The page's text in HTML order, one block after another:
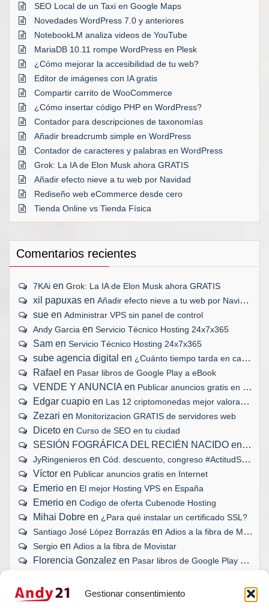
Gestionar consentimiento
SEO Local de un Taxi en Google Maps
Novedades WordPress 7.0 y anteriores
NotebookLM analiza videos de YouTube
MariaDB 10.11 rompe WordPress en Plesk
¿Cómo mejorar la accesibilidad de tu web?
Editor de imágenes con IA gratis
Compartir carrito de WooCommerce
¿Cómo insertar código PHP en WordPress?
Contador para descripciones de taxonomías
Añadir breadcrumb simple en WordPress
Contador de caracteres y palabras en WordPress
Grok: La IA de Elon Musk ahora GRATIS
Añadir efecto nieve a tu web por Navidad
Rediseño web eCommerce desde cero
Tienda Online vs Tienda Física
Comentarios recientes
7KAi en Grok: La IA de Elon Musk ahora GRATIS
xil papuxas en Añadir efecto nieve a tu web por Navidad
sue en Administrar VPS sin panel de control
Andy Garcia en Servicio Técnico Hosting 24x7x365
Sam en Servicio Técnico Hosting 24x7x365
sube agencia digital en ¿Cuánto tiempo tarda en cargar tu web?
Rafael en Pasar libros de Google Play a eBook
VENDE Y ANUNCIA en Publicar anuncios gratis en Internet
Edgar cuapio en Las 12 criptomonedas mejor valoradas
Zezari en Monitorizacion GRATIS de servidores web
Diceto en Curso de SEO en tu ciudad
SESIÓN FOGRÁFICA DEL RECIÉN NACIDO en
JyRingenieros en Cód. descuento, congreso #ActitudSocial
Víctor en Publicar anuncios gratis en Internet
Emerio en El mejor Hosting VPS en España
Emerio en Codigo de oferta Cubenode Hosting
Mihai Dobre en ¿Para qué instalar un certificado SSL?
Santiago José López Borrazás en Adios a la fibra de Movistar
Sergio en Adios a la fibra de Movistar
Florencia Gonzalez en Pasar libros de Google Play a eBook